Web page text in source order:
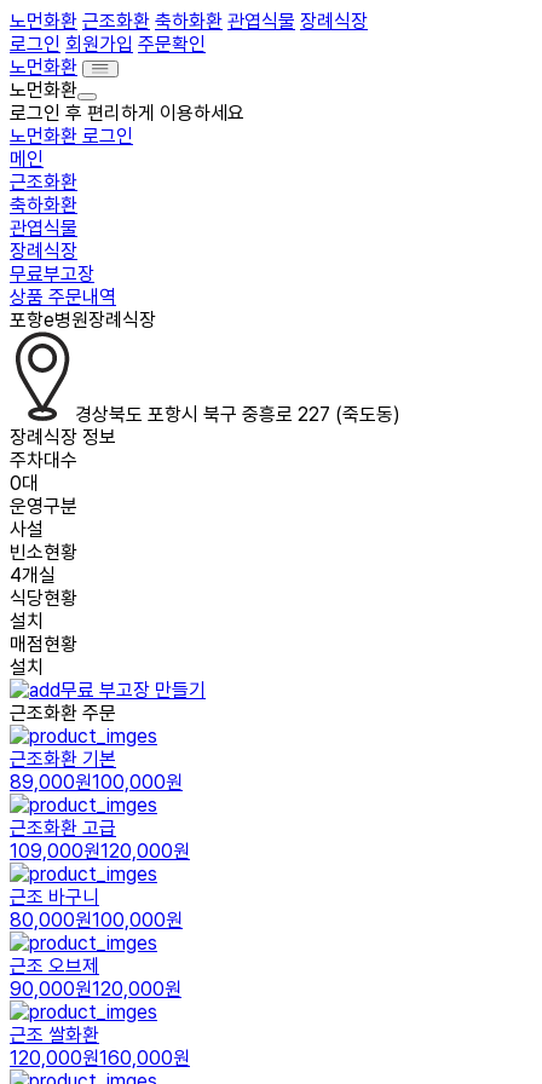
노먼화환 근조화환 축하화환 관엽식물 장례식장
로그인 회원가입 주문확인
노먼화환
노먼화환
로그인 후 편리하게 이용하세요
노먼화환 로그인
메인
근조화환
축하화환
관엽식물
장례식장
무료부고장
상품 주문내역
포항e병원장례식장
경상북도 포항시 북구 중흥로 227 (죽도동)
장례식장 정보
주차대수
0대
운영구분
사설
빈소현황
4개실
식당현황
설치
매점현황
설치
무료 부고장 만들기
근조화환 주문
근조화환 기본
89,000원100,000원
근조화환 고급
109,000원120,000원
근조 바구니
80,000원100,000원
근조 오브제
90,000원120,000원
근조 쌀화환
120,000원160,000원